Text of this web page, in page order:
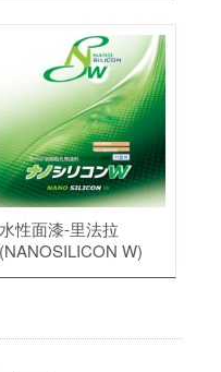
水性面漆-里法拉
(NANOSILICON W)